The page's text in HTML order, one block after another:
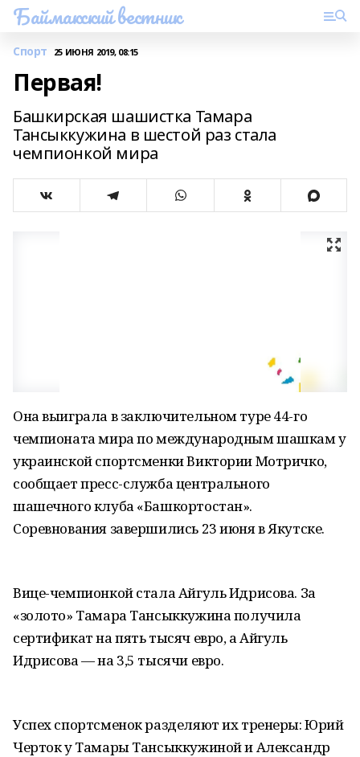
Баймакский вестник
Спорт 25 ИЮНЯ 2019, 08:15
Первая!
Башкирская шашистка Тамара
Тансыккужина в шестой раз стала
чемпионкой мира
Она выиграла в заключительном туре 44-го
чемпионата мира по международным шашкам у
украинской спортсменки Виктории Мотричко,
сообщает пресс-служба центрального
шашечного клуба «Башкортостан».
Соревнования завершились 23 июня в Якутске.
Вице-чемпионкой стала Айгуль Идрисова. За
«золото» Тамара Тансыккужина получила
сертификат на пять тысяч евро, а Айгуль
Идрисова — на 3,5 тысячи евро.
Успех спортсменок разделяют их тренеры: Юрий
Черток у Тамары Тансыккужиной и Александр